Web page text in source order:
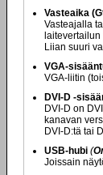
Vasteaika
Vasteajalla
Liian suuri
VGA-
VGA-liitin
DVI-D -
DVI-D on
kanavan
DVI-D:tä tai
USB-hubi (
Joissain